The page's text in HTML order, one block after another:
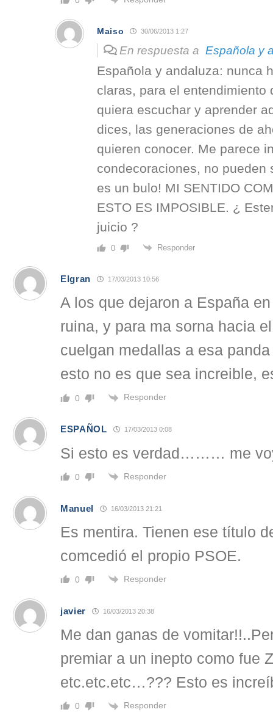
Maiso 30/06/2013 1:27
En respuesta a Española y
Española y andaluza: nunca
claras, para el entendimiento
quiera escuchar y aprender
dices, las generaciones de
quieren conocer. Me parece
condecoraciones, no pueden
es un bulo! MI SENTIDO
ESTO ES IMPOSIBLE. ¿
juicio ?
0 Responder
Elgran 17/03/2013 10:56
A los que dejaron a España
ruina, y para ma sorna hacia
cuelgan medallas a esa
esto no es que sea increible,
0 Responder
ESPAÑOL 17/03/2013 0:08
Si esto es verdad……… me
0 Responder
Manuel 16/03/2013 21:21
Es mentira. Tienen ese título
comcedió el propio PSOE.
0 Responder
javier 16/03/2013 20:38
Me dan ganas de
premiar a un inepto como fue
etc.etc.etc…??? Esto es
0 Responder